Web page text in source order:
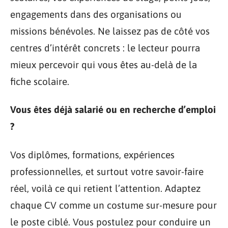
engagements dans des organisations ou
missions bénévoles. Ne laissez pas de côté vos
centres d’intérêt concrets : le lecteur pourra
mieux percevoir qui vous êtes au-delà de la
fiche scolaire.
Vous êtes déjà salarié ou en recherche d’emploi
?
Vos diplômes, formations, expériences
professionnelles, et surtout votre savoir-faire
réel, voilà ce qui retient l’attention. Adaptez
chaque CV comme un costume sur-mesure pour
le poste ciblé. Vous postulez pour conduire un